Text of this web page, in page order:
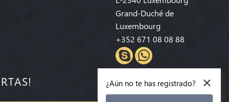
Grand-Duché de
Luxembourg
+352 671 08 08 88
×
¿Aún no te has registrado?